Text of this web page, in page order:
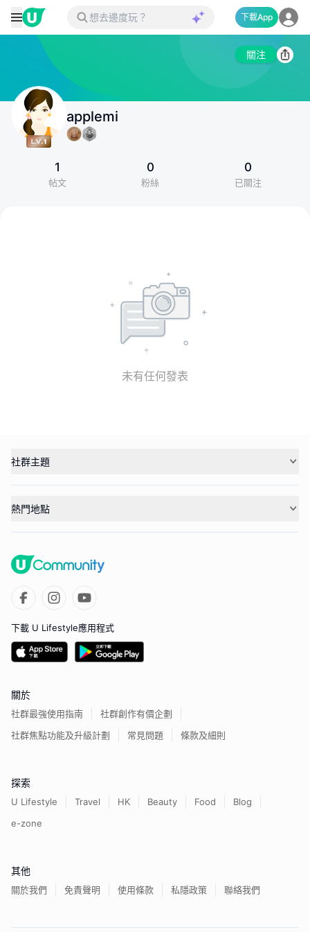
下載App
關注
applemi
1
帖文
0
粉絲
0
已關注
未有任何發表
社群主題
熱門地點
下載 U Lifestyle應用程式
關於
社群最強使用指南
社群創作有價企劃
社群焦點功能及升級計劃
常見問題 條款及細則
探索
U Lifestyle Travel HK Beauty Food
Blog
e-zone
其他
關於我們 免責聲明 使用條款 私隱政策 聯絡我們